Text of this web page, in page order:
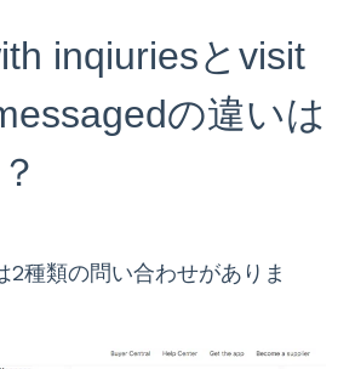
inqiuriesとvisit
の違いは
種類の問い合わせがありま